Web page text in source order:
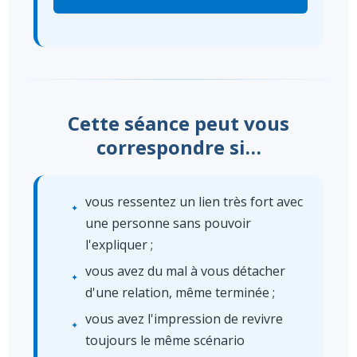
Cette séance peut vous
correspondre si…
vous ressentez un lien très fort avec
une personne sans pouvoir
l'expliquer ;
vous avez du mal à vous détacher
d'une relation, même terminée ;
vous avez l'impression de revivre
toujours le même scénario